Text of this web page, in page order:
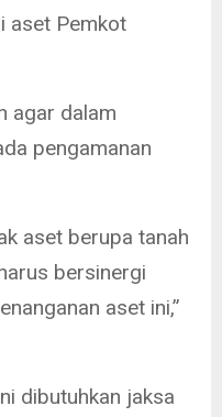
aset Pemkot
agar dalam
pengamanan
aset berupa tanah
bersinergi
aset ini,”
dibutuhkan jaksa